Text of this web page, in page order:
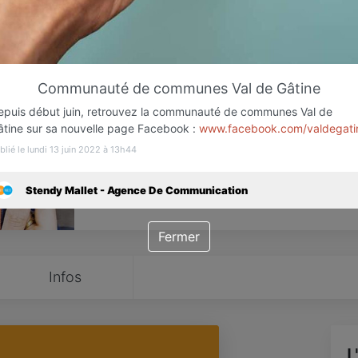
Ouvre Lundi prochain dès 10:00
Infos
Communauté de communes Val de Gâtine
début juin, retrouvez la communauté de communes Val de
sur sa nouvelle page Facebook : www.facebook.com/
le lundi 13 juin 2022 à 13h44
Stendy Mallet - Agence De Communication
Fermer